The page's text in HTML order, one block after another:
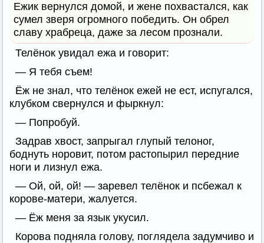
Ежик вернулся домой, и жене похвастался, как
сумел зверя огромного победить. Он обрел
славу храбреца, даже за лесом прознали.
Телёнок увидал ежа и говорит:
— Я тебя съем!
Ёж не знал, что телёнок ежей не ест, испугался,
клубком свернулся и фыркнул:
— Попробуй.
Задрав хвост, запрыгал глупый телоног,
боднуть норовит, потом растопырил передние
ноги и лизнул ежа.
— Ой, ой, ой! — заревел телёнок и псбежал к
корове-матери, жалуется.
— Ёж меня за язык укусил.
Корова подняла голову, поглядела задумчиво и